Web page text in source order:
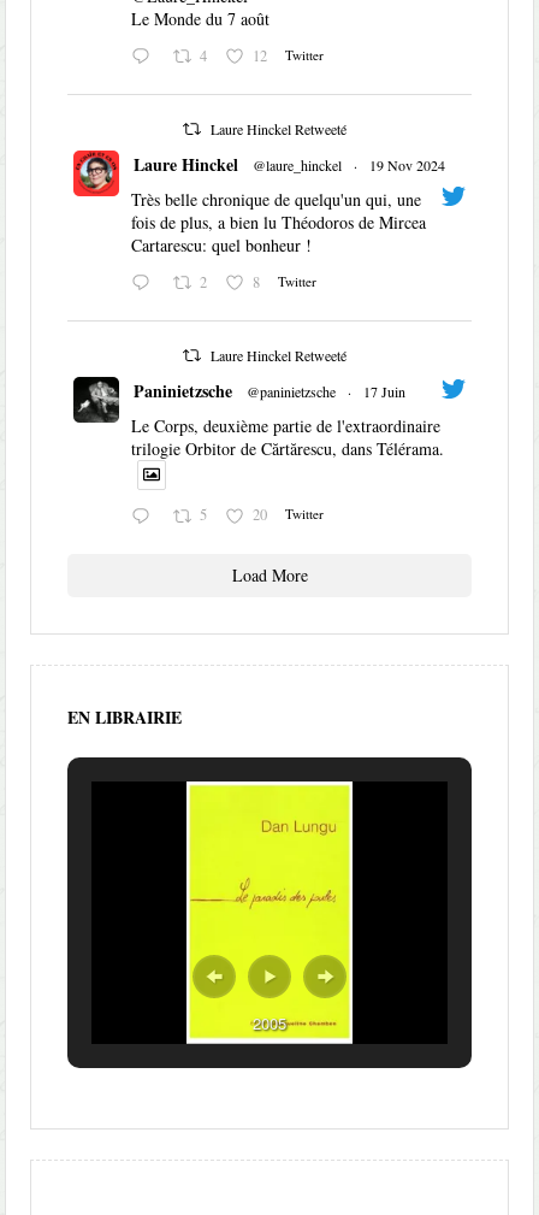
Le Monde du 7 août
4 12 Twitter
Laure Hinckel Retweeté
Laure Hinckel @laure_hinckel · 19 Nov 2024
Très belle chronique de quelqu'un qui, une
fois de plus, a bien lu Théodoros de Mircea
Cartarescu: quel bonheur !
2 8 Twitter
Laure Hinckel Retweeté
Paninietzsche @paninietzsche · 17 Juin
Le Corps, deuxième partie de l'extraordinaire
trilogie Orbitor de Cărtărescu, dans Télérama.
5 20 Twitter
Load More
EN LIBRAIRIE
2005